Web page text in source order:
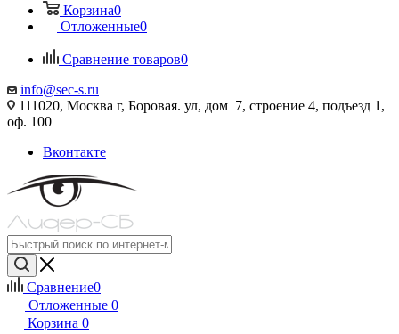
Корзина0
Отложенные0
Сравнение товаров0
info@sec-s.ru
111020, Москва г, Боровая. ул, дом 7, строение 4, подъезд 1,
оф. 100
Вконтакте
Сравнение0
Отложенные 0
Корзина 0